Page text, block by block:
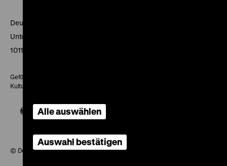
Deutsches Historisches Museum
Unter den Linden 2
10117 Berlin
Gefördert mit Mitteln des Beauftragten der Bundesregierung für
Kultur und Medien
© Deutsches Historisches Museum, 2026
Alle auswählen
Auswahl bestätigen